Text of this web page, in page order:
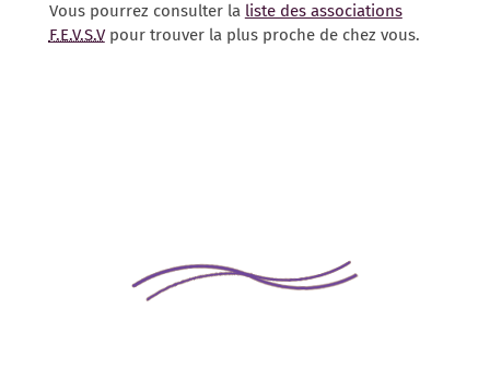
Vous pourrez consulter la liste des associations
F.E.V.S.Vpour trouver la plus proche de chez vous.